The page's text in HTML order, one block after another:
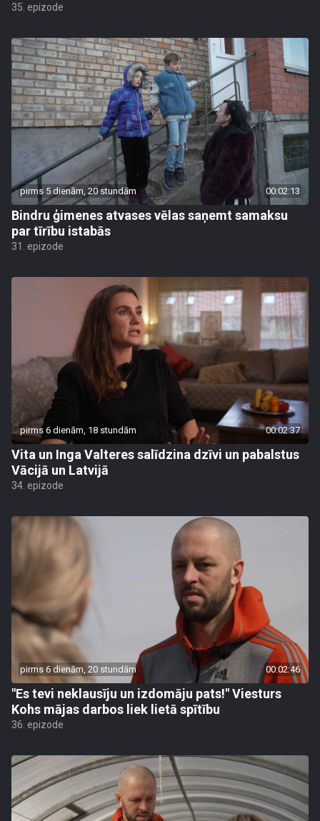
35. epizode
pirms 5 dienām, 20 stundām 00:02:13
Bindru ģimenes atvases vēlas saņemt samaksu
par tīrību istabās
31. epizode
pirms 6 dienām, 18 stundām 00:02:37
Vita un Inga Valteres salīdzina dzīvi un pabalstus
Vācijā un Latvijā
34. epizode
pirms 6 dienām, 20 stundām 00:02:46
"Es tevi neklausīju un izdomāju pats!" Viesturs
Kohs mājas darbos liek lietā spītību
36. epizode